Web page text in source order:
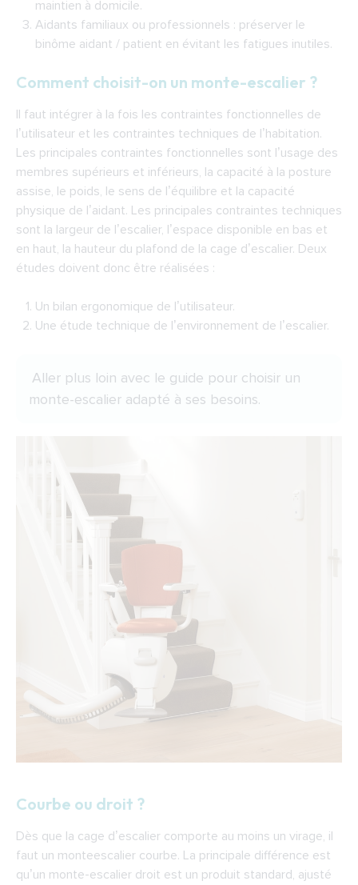
maintien à domicile.
Aidants familiaux ou professionnels : préserver le
binôme aidant / patient en évitant les fatigues inutiles.
Comment choisit-on un monte-escalier ?
Il faut intégrer à la fois les contraintes fonctionnelles de
l’utilisateur et les contraintes techniques de l’habitation.
Les principales contraintes fonctionnelles sont l’usage des
membres supérieurs et inférieurs, la capacité à la posture
assise, le poids, le sens de l’équilibre et la capacité
physique de l’aidant. Les principales contraintes techniques
sont la largeur de l’escalier, l’espace disponible en bas et
en haut, la hauteur du plafond de la cage d’escalier. Deux
études doivent donc être réalisées :
Un bilan ergonomique de l’utilisateur.
Une étude technique de l’environnement de l’escalier.
Aller plus loin avec le guide pour choisir un
monte-escalier adapté à ses besoins.
Courbe ou droit ?
Dès que la cage d’escalier comporte au moins un virage, il
faut un monteescalier courbe. La principale différence est
qu’un monte-escalier droit est un produit standard, ajusté